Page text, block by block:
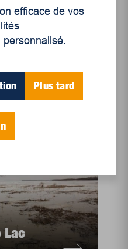
Lac
efficace de vos
Plus tard